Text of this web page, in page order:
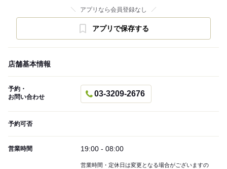
アプリなら会員登録なし
アプリで保存する
店舗基本情報
予約・
お問い合わせ
03-3209-2676
予約可否
営業時間 19:00 - 08:00
営業時間・定休日は変更となる場合がございますの